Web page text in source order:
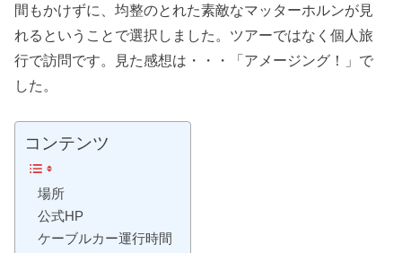
間もかけずに、均整のとれた素敵なマッターホルンが見
れるということで選択しました。ツアーではなく個人旅
行で訪問です。見た感想は・・・「アメージング！」で
した。
コンテンツ
場所
公式HP
ケーブルカー運行時間